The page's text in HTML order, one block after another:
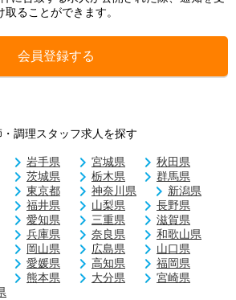
取ることができます。
会員登録する
調理スタッフ求人を探す
岩手県 宮城県
秋田県
茨城県 栃木県
群馬県
東京都 神奈川県
新潟県
福井県 山梨県
長野県
愛知県 三重県
滋賀県
兵庫県 奈良県
和歌山県
岡山県 広島県
山口県
愛媛県 高知県
福岡県
熊本県 大分県
宮崎県